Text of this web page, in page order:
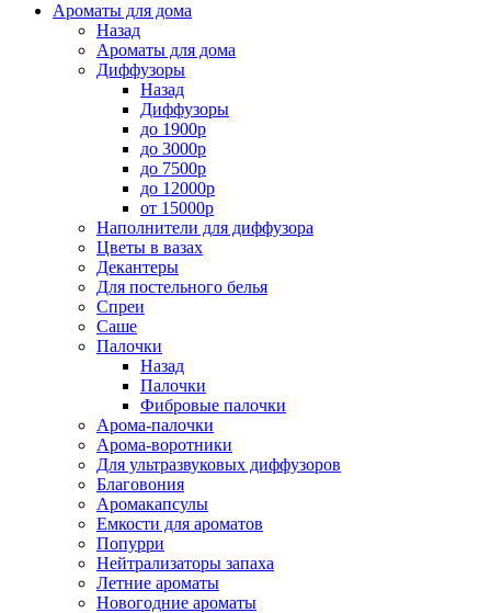
Ароматы для дома
Назад
Ароматы для дома
Диффузоры
Назад
Диффузоры
до 1900р
до 3000р
до 7500р
до 12000р
от 15000р
Наполнители для диффузора
Цветы в вазах
Декантеры
Для постельного белья
Спреи
Саше
Палочки
Назад
Палочки
Фибровые палочки
Арома-палочки
Арома-воротники
Для ультразвуковых диффузоров
Благовония
Аромакапсулы
Емкости для ароматов
Попурри
Нейтрализаторы запаха
Летние ароматы
Новогодние ароматы